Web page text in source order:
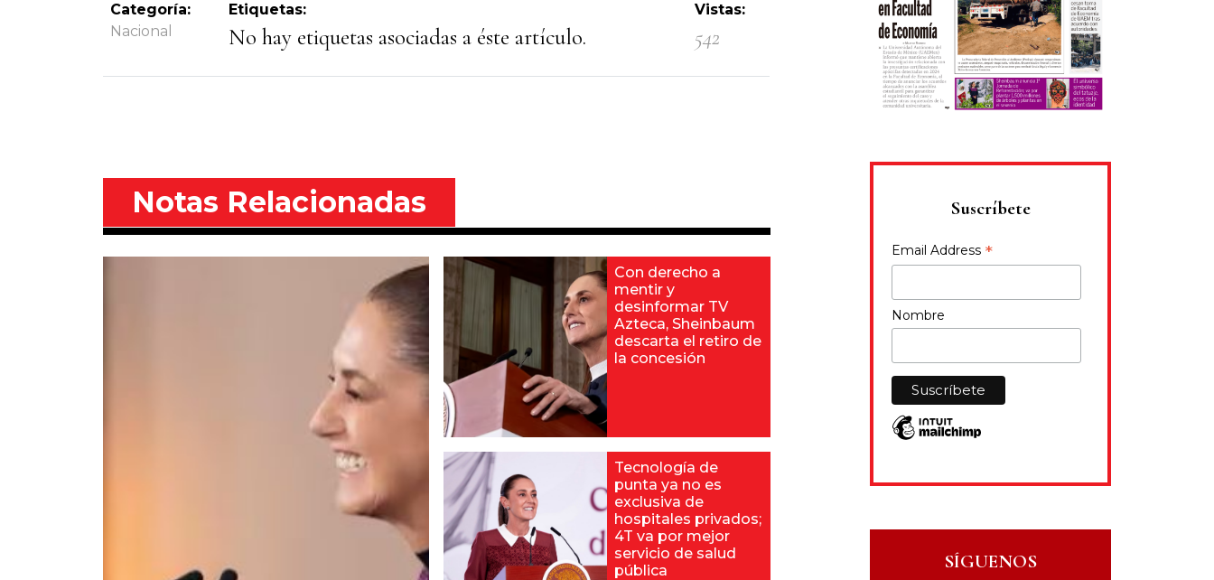
Categoría:
Nacional
Etiquetas:
No hay etiquetas asociadas a éste artículo.
Vistas:
542
Notas Relacionadas
Con derecho a
mentir y
desinformar TV
Azteca, Sheinbaum
descarta el retiro de
la concesión
Tecnología de
punta ya no es
exclusiva de
hospitales privados;
4T va por mejor
servicio de salud
pública
Suscríbete
Email Address *
Nombre
SÍGUENOS